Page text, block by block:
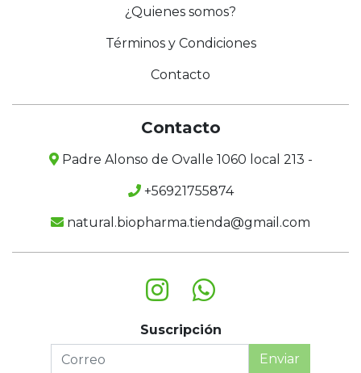
¿Quienes somos?
Términos y Condiciones
Contacto
Contacto
Padre Alonso de Ovalle 1060 local 213 -
+56921755874
natural.biopharma.tienda@gmail.com
Suscripción
Enviar